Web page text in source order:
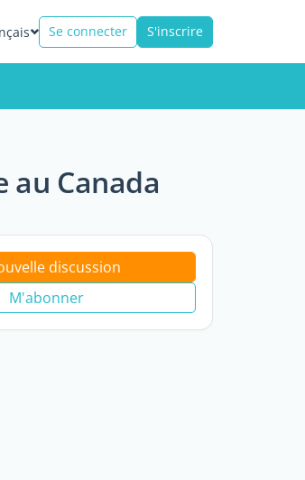
Se connecter S'inscrire
au Canada
discussion
M'abonner